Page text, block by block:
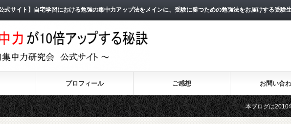
式サイト】自宅学習における勉強の集中力アップ法をメインに、受験に勝つための勉強法をお届けする受験
プロフィール ご感想 お問い合
本ブログは2010年8月より
2011年3月よりスタートし